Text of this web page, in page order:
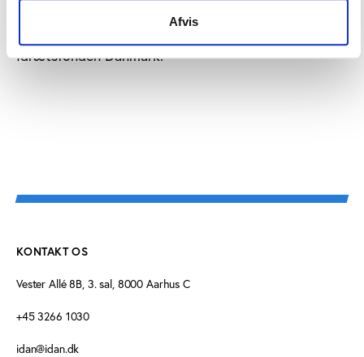
Afvis
inden for idrætten, hvor han ud over at beklæde
Idrætsfonden Danmark.
KONTAKT OS
Vester Allé 8B, 3. sal, 8000 Aarhus C
+45 3266 1030
idan@idan.dk